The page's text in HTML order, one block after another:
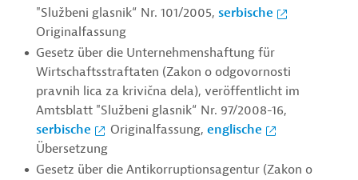
"Službeni glasnik“ Nr. 101/2005, serbische
Originalfassung
Gesetz über die Unternehmenshaftung für
Wirtschaftsstraftaten (Zakon o odgovornosti
pravnih lica za krivična dela), veröffentlicht im
Amtsblatt "Službeni glasnik“ Nr. 97/2008-16,
serbische
Originalfassung, englische
Übersetzung
Gesetz über die Antikorruptionsagentur (Zakon o